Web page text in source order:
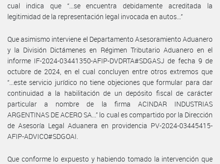
cual indica que “...se encuentra debidamente acreditada la
legitimidad de la representación legal invocada en autos…”
Que asimismo interviene el Departamento Asesoramiento Aduanero
y la División Dictámenes en Régimen Tributario Aduanero en el
informe IF-2024-03441350-AFIP-DVDRTA#SDGASJ de fecha 9 de
octubre de 2024, en el cual concluyen entre otros extremos que
“...este servicio jurídico no tiene objeciones que formular para dar
continuidad a la habilitación de un depósito fiscal de carácter
particular a nombre de la firma ACINDAR INDUSTRIAS
ARGENTINAS DE ACERO SA...” lo cual es compartido por la Dirección
de Asesoría Legal Aduanera en providencia PV-2024-03445415-
AFIP-ADVICO#SDGOAI.
Que conforme lo expuesto y habiendo tomado la intervención que